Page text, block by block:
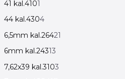
41 kal.4101
44 kal.4304
6,5mm kal.26421
6mm kal.24313
7,62x39 kal.3103